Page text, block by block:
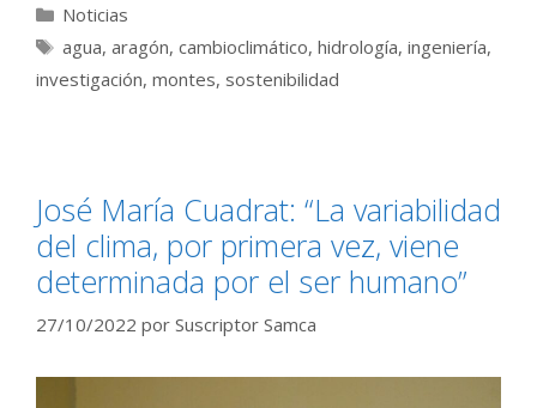
Categorías
Noticias
Etiquetas
agua, aragón, cambioclimático, hidrología, ingeniería,
investigación, montes, sostenibilidad
José María Cuadrat: “La variabilidad
del clima, por primera vez, viene
determinada por el ser humano”
27/10/2022 por Suscriptor Samca